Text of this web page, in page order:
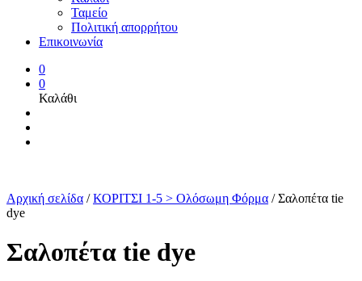
Ταμείο
Πολιτική απορρήτου
Επικοινωνία
0
0
Καλάθι
Αρχική σελίδα / ΚΟΡΙΤΣΙ 1-5 > Ολόσωμη Φόρμα /Σαλοπέτα tie
dye
Σαλοπέτα tie dye